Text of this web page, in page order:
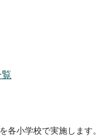
各小学校で実施します。